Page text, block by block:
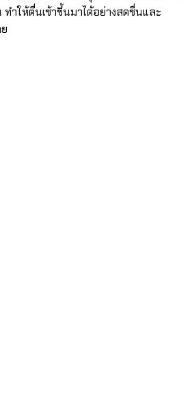
ำให้ตื่นเช้าขึ้นมาได้อย่างสดชื่นและ